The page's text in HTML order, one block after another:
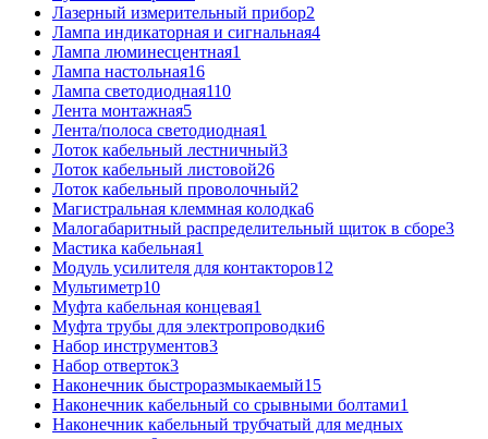
Лазерный измерительный прибор2
Лампа индикаторная и сигнальная4
Лампа люминесцентная1
Лампа настольная16
Лампа светодиодная110
Лента монтажная5
Лента/полоса светодиодная1
Лоток кабельный лестничный3
Лоток кабельный листовой26
Лоток кабельный проволочный2
Магистральная клеммная колодка6
Малогабаритный распределительный щиток в сборе3
Мастика кабельная1
Модуль усилителя для контакторов12
Мультиметр10
Муфта кабельная концевая1
Муфта трубы для электропроводки6
Набор инструментов3
Набор отверток3
Наконечник быстроразмыкаемый15
Наконечник кабельный со срывными болтами1
Наконечник кабельный трубчатый для медных